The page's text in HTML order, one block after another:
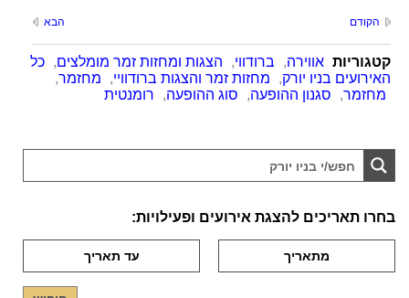
הקודם הבא
קטגוריות אווירה, ברודווי, הצגות ומחזות זמר מומלצים, כל
האירועים בניו יורק, מחזות זמר והצגות ברודוויי, מחזמר,
מחזמר, סגנון ההופעה, סוג ההופעה, רומנטית
בחרו תאריכים להצגת אירועים ופעילויות: